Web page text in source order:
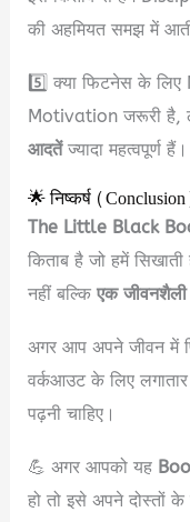
की अहमियत समझ में
5️⃣ क्या फिटनेस के
Motivation जरूरी
आदतेंज्यादा महत्वपूर्ण हैं।
🌟 निष्कर्ष
The Little Black
किताब है जो हमें
नहीं बल्किएक जीवनशैली
अगर आप अपने जीवन में
वर्कआउट के लिए
पढ़नी चाहिए।
💪 अगर आपको यह
हो तो इसे अपने दोस्तों